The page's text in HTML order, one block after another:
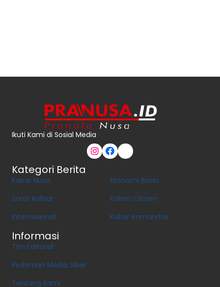
Ikuti Kami di Sosial Media
Kategori Berita
Kabar Nusa
Sorot Kalbar
Internasional
Ekonomi Bisnis
Kolom Citizen
Kabar Komunitas
Informasi
Tim Editorial
Pedoman Media Siber
Tentang Kami